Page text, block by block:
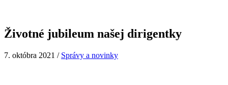
Životné jubileum našej dirigentky
7. októbra 2021 / Správy a novinky